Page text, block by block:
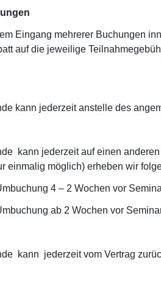
Eingang mehrerer Buchungen
auf die jeweilige
kann jederzeit anstelle des
kann jederzeit auf einen
einmalig möglich) erheben wir
4 – 2 Wochen vor
ab 2 Wochen vor
kann jederzeit vom Vertrag